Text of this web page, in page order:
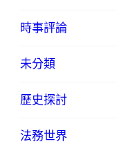
時事評論
未分類
歷史探討
法務世界